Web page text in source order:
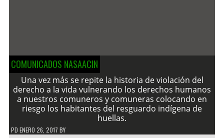
COMUNICADOS NASAACIN
Una vez más se repite la historia de violación del
derecho a la vida vulnerando los derechos humanos
a nuestros comuneros y comuneras colocando en
riesgo los habitantes del resguardo indígena de
huellas.
PD ENERO 26, 2017 BY